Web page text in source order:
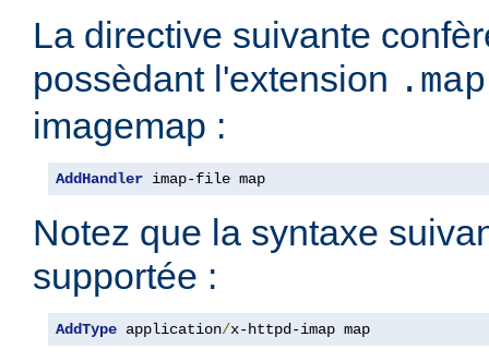
La directive suivante
possèdant l'extension .map
imagemap :
AddHandler imap-file map
Notez que la syntaxe
supportée :
AddType application/x-httpd-imap map